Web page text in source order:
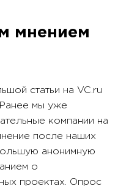
мнением
статьи на VC.ru
мы уже
компании на
после наших
анонимную
о
проектах. Опрос